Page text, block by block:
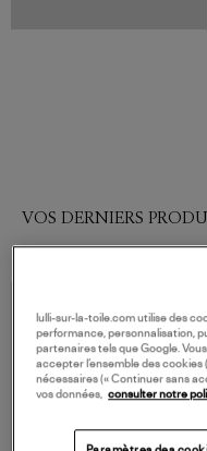
VOS DERNIERS
lulli-sur-la-toile.com utilise des
performance, personnalisation,
partenaires tels que Google.
accepter l’ensemble des
nécessaires (« Continuer sans
vos données,
consulter notre